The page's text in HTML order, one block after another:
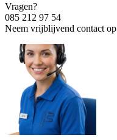
Vragen?
085 212 97 54
Neem vrijblijvend contact op